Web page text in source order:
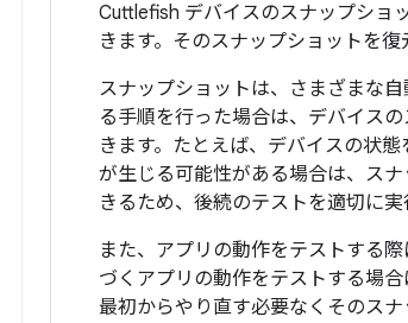
Cuttlefish デバイスのスナップショ
きます。そのスナップショットを
スナップショットは、さまざまな
る手順を行った場合は、デバイス
きます。たとえば、デバイスの状
が生じる可能性がある場合は、ス
きるため、後続のテストを適切に実
また、アプリの動作をテストする
づくアプリの動作をテストする場
最初からやり直す必要なくそのス